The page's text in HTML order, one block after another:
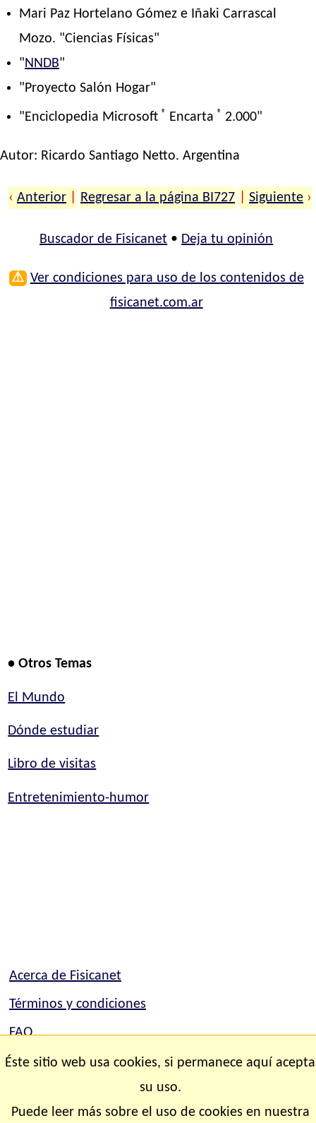
Mari Paz Hortelano Gómez e Iñaki Carrascal
Mozo. "Ciencias Físicas"
"NNDB"
"Proyecto Salón Hogar"
"Enciclopedia Microsoft ® Encarta ® 2.000"
Autor: Ricardo Santiago Netto. Argentina
‹ Anterior Regresar a la página BI727 Siguiente ›
Buscador de Fisicanet • Deja tu opinión
⚠ Ver condiciones para uso de los contenidos de
fisicanet.com.ar
• Otros Temas
El Mundo
Dónde estudiar
Libro de visitas
Entretenimiento-humor
Acerca de Fisicanet
Términos y condiciones
FAQ
Mapa del sitio
Éste sitio web usa cookies, si permanece aquí acepta
su uso.
Puede leer más sobre el uso de cookies en nuestra